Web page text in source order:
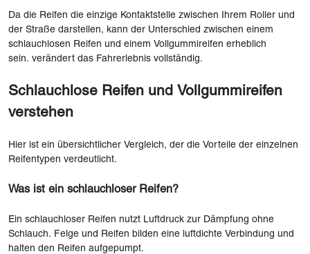
Da die Reifen die einzige Kontaktstelle zwischen Ihrem Roller und
der Straße darstellen, kann der Unterschied zwischen einem
schlauchlosen Reifen und einem Vollgummireifen erheblich
sein. verändert das Fahrerlebnis vollständig.
Schlauchlose Reifen und Vollgummireifen
verstehen
Hier ist ein übersichtlicher Vergleich, der die Vorteile der einzelnen
Reifentypen verdeutlicht.
Was ist ein schlauchloser Reifen?
Ein schlauchloser Reifen nutzt Luftdruck zur Dämpfung ohne
Schlauch. Felge und Reifen bilden eine luftdichte Verbindung und
halten den Reifen aufgepumpt.